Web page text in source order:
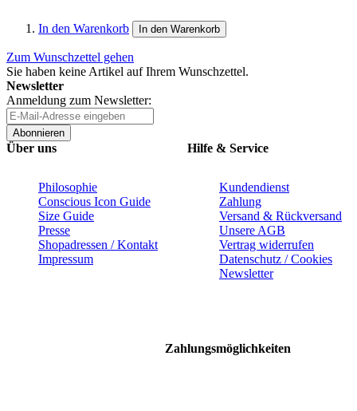
In den Warenkorb In den Warenkorb
Zum Wunschzettel gehen
Sie haben keine Artikel auf Ihrem Wunschzettel.
Newsletter
Anmeldung zum Newsletter:
Abonnieren
Über uns
Philosophie
Conscious Icon Guide
Size Guide
Presse
Shopadressen / Kontakt
Impressum
Hilfe & Service
Kundendienst
Zahlung
Versand & Rückversand
Unsere AGB
Vertrag widerrufen
Datenschutz / Cookies
Newsletter
Zahlungsmöglichkeiten